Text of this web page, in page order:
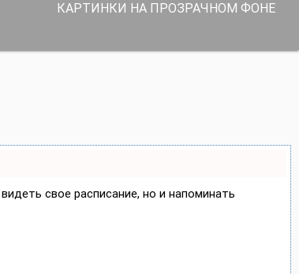
КАРТИНКИ НА ПРОЗРАЧНОМ ФОНЕ
свое расписание, но и напоминать